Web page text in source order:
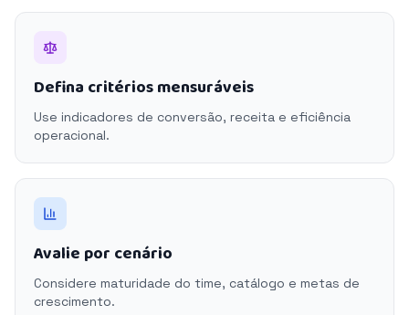
Defina critérios mensuráveis
Use indicadores de conversão, receita e eficiência
operacional.
Avalie por cenário
Considere maturidade do time, catálogo e metas de
crescimento.